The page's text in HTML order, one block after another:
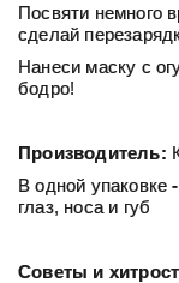
Посвяти немного
сделай
Нанеси маску с
бодро!
Производитель:
В одной упаковке -
глаз, носа и губ
Советы и